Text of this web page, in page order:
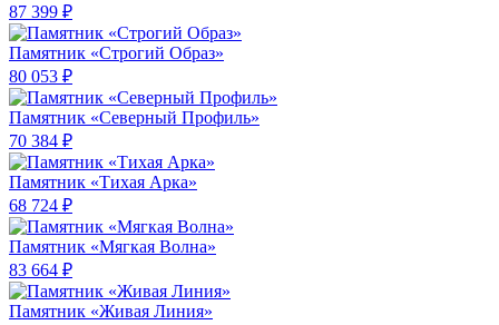
87 399 ₽
Памятник «Строгий Образ»
80 053 ₽
Памятник «Северный Профиль»
70 384 ₽
Памятник «Тихая Арка»
68 724 ₽
Памятник «Мягкая Волна»
83 664 ₽
Памятник «Живая Линия»